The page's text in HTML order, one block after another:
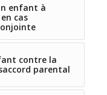
enfant à
cas
contre la
parental